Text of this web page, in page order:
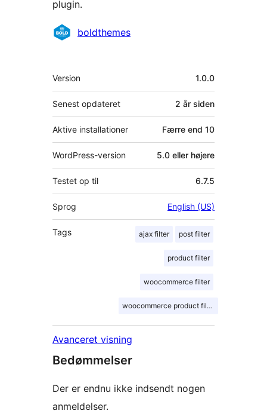
plugin.
Bidragsydere
boldthemes
Meta
Version 1.0.0
Senest opdateret 2 år siden
Aktive installationer Færre end 10
WordPress-version 5.0 eller højere
Testet op til 6.7.5
Sprog English (US)
Tags ajax filter post filter
product filter
woocommerce filter
woocommerce product filter
Avanceret visning
Bedømmelser
Der er endnu ikke indsendt nogen
anmeldelser.